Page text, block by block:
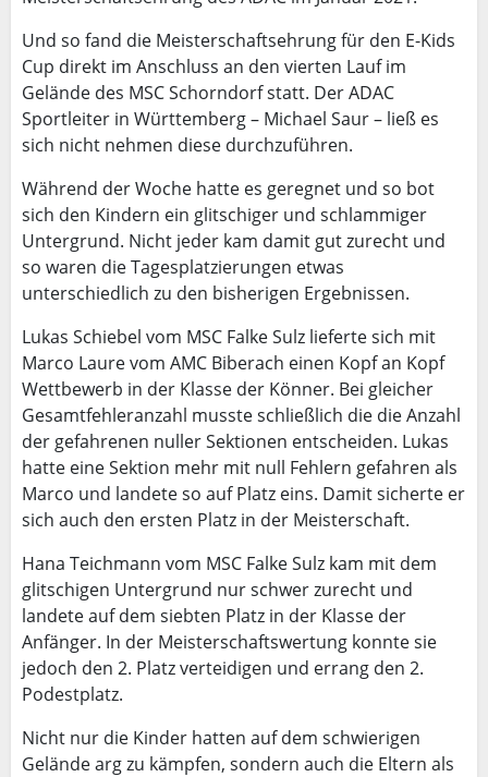
Und so fand die Meisterschaftsehrung für den E-Kids
Cup direkt im Anschluss an den vierten Lauf im
Gelände des MSC Schorndorf statt. Der ADAC
Sportleiter in Württemberg – Michael Saur – ließ es
sich nicht nehmen diese durchzuführen.
Während der Woche hatte es geregnet und so bot
sich den Kindern ein glitschiger und schlammiger
Untergrund. Nicht jeder kam damit gut zurecht und
so waren die Tagesplatzierungen etwas
unterschiedlich zu den bisherigen Ergebnissen.
Lukas Schiebel vom MSC Falke Sulz lieferte sich mit
Marco Laure vom AMC Biberach einen Kopf an Kopf
Wettbewerb in der Klasse der Könner. Bei gleicher
Gesamtfehleranzahl musste schließlich die die Anzahl
der gefahrenen nuller Sektionen entscheiden. Lukas
hatte eine Sektion mehr mit null Fehlern gefahren als
Marco und landete so auf Platz eins. Damit sicherte er
sich auch den ersten Platz in der Meisterschaft.
Hana Teichmann vom MSC Falke Sulz kam mit dem
glitschigen Untergrund nur schwer zurecht und
landete auf dem siebten Platz in der Klasse der
Anfänger. In der Meisterschaftswertung konnte sie
jedoch den 2. Platz verteidigen und errang den 2.
Podestplatz.
Nicht nur die Kinder hatten auf dem schwierigen
Gelände arg zu kämpfen, sondern auch die Eltern als